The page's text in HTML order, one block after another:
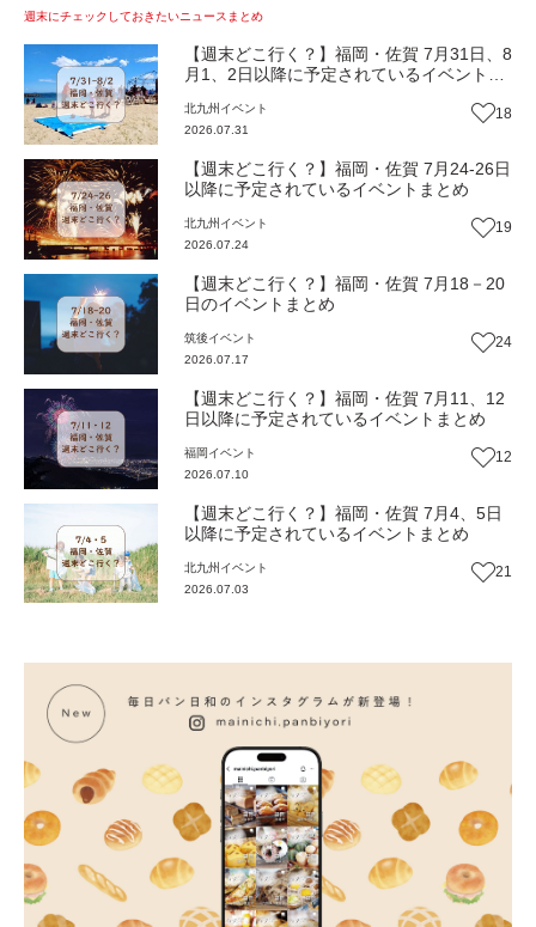
週末にチェックしておきたいニュースまとめ
【週末どこ行く？】福岡・佐賀 7月31日、8
月1、2日以降に予定されているイベントま
北九州 イベント
2026.07.31
18
【週末どこ行く？】福岡・佐賀 7月24-26日
以降に予定されているイベントまとめ
北九州 イベント
2026.07.24
19
【週末どこ行く？】福岡・佐賀 7月18－20
日のイベントまとめ
筑後イベント
2026.07.17
24
【週末どこ行く？】福岡・佐賀 7月11、12
日以降に予定されているイベントまとめ
福岡 イベント
2026.07.10
12
【週末どこ行く？】福岡・佐賀 7月4、5日
以降に予定されているイベントまとめ
北九州 イベント
2026.07.03
21